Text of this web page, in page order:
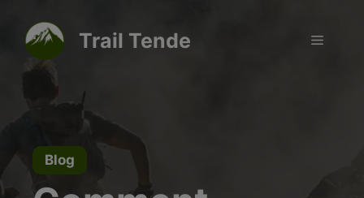
contenu
Trail Tende Menu
Blog